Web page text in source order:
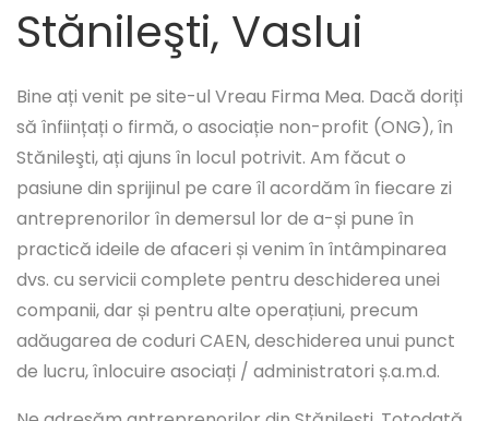
Stănileşti, Vaslui
Bine ați venit pe site-ul Vreau Firma Mea. Dacă doriți
să înființați o firmă, o asociație non-profit (ONG), în
Stănileşti, ați ajuns în locul potrivit. Am făcut o
pasiune din sprijinul pe care îl acordăm în fiecare zi
antreprenorilor în demersul lor de a-și pune în
practică ideile de afaceri și venim în întâmpinarea
dvs. cu servicii complete pentru deschiderea unei
companii, dar și pentru alte operațiuni, precum
adăugarea de coduri CAEN, deschiderea unui punct
de lucru, înlocuire asociați / administratori ș.a.m.d.